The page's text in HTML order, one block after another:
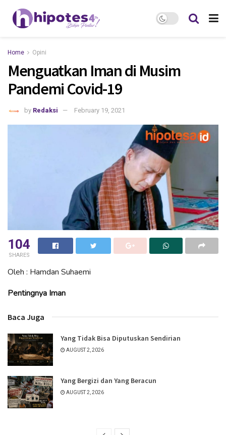
Home Opini
Menguatkan Iman di Musim
Pandemi Covid-19
by Redaksi February 19, 2021
104
SHARES
Oleh : Hamdan Suhaemi
Pentingnya Iman
Baca Juga
Yang Tidak Bisa Diputuskan Sendirian
AUGUST 2, 2026
Yang Bergizi dan Yang Beracun
AUGUST 2, 2026